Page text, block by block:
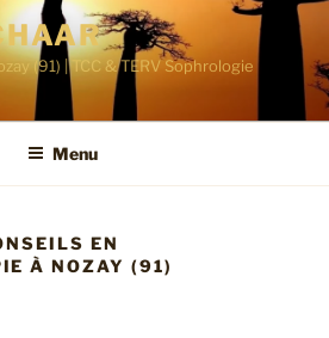
(91) | TCC & TERV Sophrologie
Menu
EN
À NOZAY (91)